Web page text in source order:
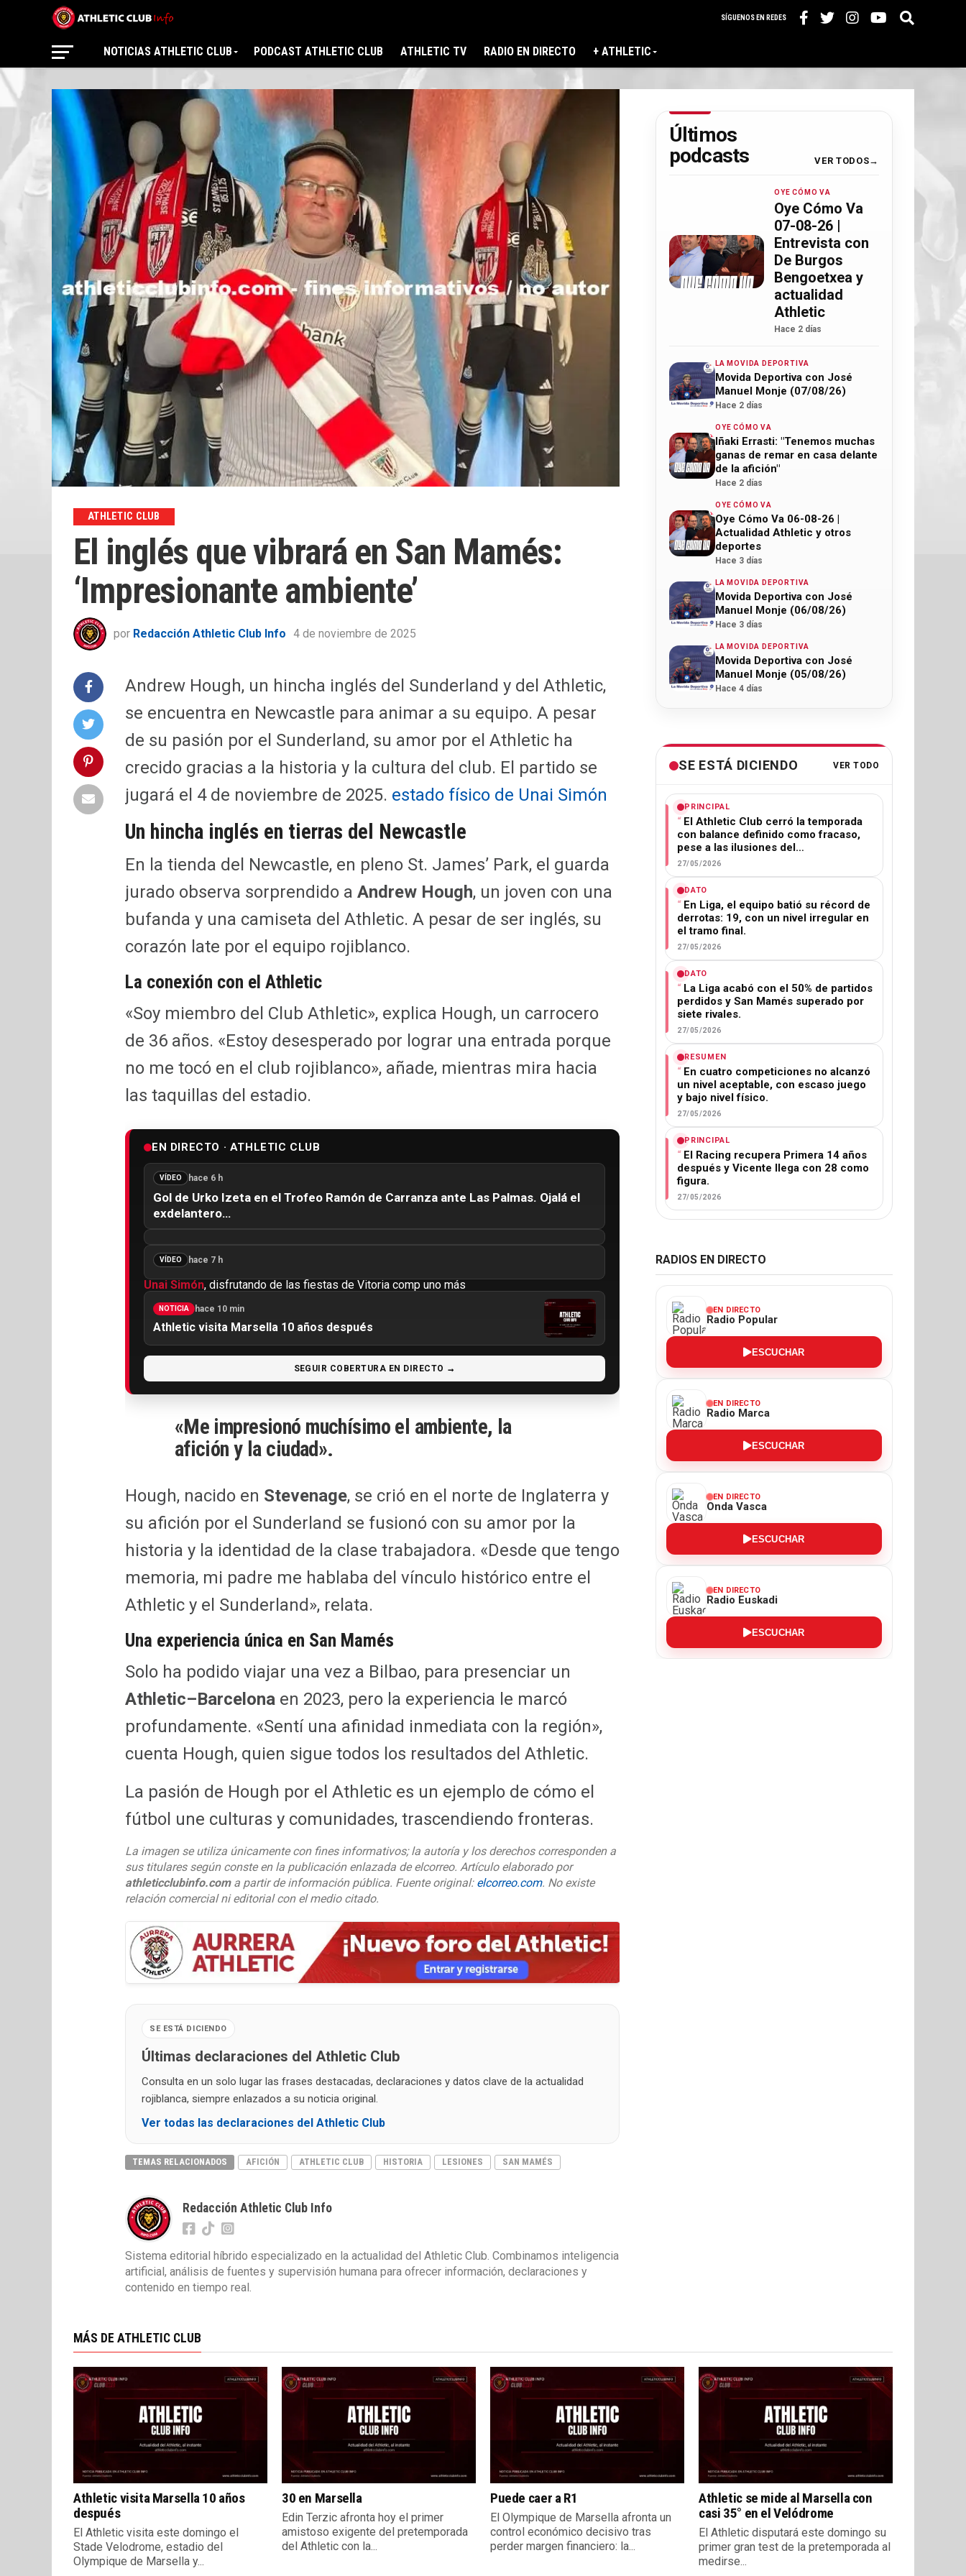
SÍGUENOS EN REDES
NOTICIAS ATHLETIC CLUB PODCAST ATHLETIC CLUB ATHLETIC TV RADIO EN DIRECTO + ATHLETIC
ATHLETIC CLUB
El inglés que vibrará en San Mamés:
‘Impresionante ambiente’
por Redacción Athletic Club Info 4 de noviembre de 2025
Andrew Hough, un hincha inglés del Sunderland y del Athletic,
se encuentra en Newcastle para animar a su equipo. A pesar
de su pasión por el Sunderland, su amor por el Athletic ha
crecido gracias a la historia y la cultura del club. El partido se
jugará el 4 de noviembre de 2025. estado físico de Unai Simón
Un hincha inglés en tierras del Newcastle
En la tienda del Newcastle, en pleno St. James’ Park, el guarda
jurado observa sorprendido a Andrew Hough, un joven con una
bufanda y una camiseta del Athletic. A pesar de ser inglés, su
corazón late por el equipo rojiblanco.
La conexión con el Athletic
«Soy miembro del Club Athletic», explica Hough, un carrocero
de 36 años. «Estoy desesperado por lograr una entrada porque
no me tocó en el club rojiblanco», añade, mientras mira hacia
las taquillas del estadio.
EN DIRECTO · ATHLETIC CLUB
VÍDEO hace 6 h
Gol de Urko Izeta en el Trofeo Ramón de Carranza ante Las Palmas. Ojalá el
exdelantero…
VÍDEO hace 7 h
Unai Simón, disfrutando de las fiestas de Vitoria comp uno más
NOTICIA hace 10 min
Athletic visita Marsella 10 años después
SEGUIR COBERTURA EN DIRECTO →
«Me impresionó muchísimo el ambiente, la
afición y la ciudad».
Hough, nacido en Stevenage, se crió en el norte de Inglaterra y
su afición por el Sunderland se fusionó con su amor por la
historia y la identidad de la clase trabajadora. «Desde que tengo
memoria, mi padre me hablaba del vínculo histórico entre el
Athletic y el Sunderland», relata.
Una experiencia única en San Mamés
Solo ha podido viajar una vez a Bilbao, para presenciar un
Athletic–Barcelona en 2023, pero la experiencia le marcó
profundamente. «Sentí una afinidad inmediata con la región»,
cuenta Hough, quien sigue todos los resultados del Athletic.
La pasión de Hough por el Athletic es un ejemplo de cómo el
fútbol une culturas y comunidades, trascendiendo fronteras.
La imagen se utiliza únicamente con fines informativos; la autoría y los derechos corresponden a
sus titulares según conste en la publicación enlazada de elcorreo. Artículo elaborado por
athleticclubinfo.coma partir de información pública. Fuente original: elcorreo.com. No existe
relación comercial ni editorial con el medio citado.
SE ESTÁ DICIENDO
Últimas declaraciones del Athletic Club
Consulta en un solo lugar las frases destacadas, declaraciones y datos clave de la actualidad
rojiblanca, siempre enlazados a su noticia original.
Ver todas las declaraciones del Athletic Club
TEMAS RELACIONADOS AFICIÓN ATHLETIC CLUB HISTORIA LESIONES SAN MAMÉS
Redacción Athletic Club Info
Sistema editorial híbrido especializado en la actualidad del Athletic Club. Combinamos inteligencia
artificial, análisis de fuentes y supervisión humana para ofrecer información, declaraciones y
contenido en tiempo real.
Últimos
podcasts
VER TODOS
OYE CÓMO VA
Oye Cómo Va
07-08-26 |
Entrevista con
De Burgos
Bengoetxea y
actualidad
Athletic
Hace 2 días
LA MOVIDA DEPORTIVA
Movida Deportiva con José
Manuel Monje (07/08/26)
Hace 2 días
OYE CÓMO VA
Iñaki Errasti: "Tenemos muchas
ganas de remar en casa delante
de la afición"
Hace 2 días
OYE CÓMO VA
Oye Cómo Va 06-08-26 |
Actualidad Athletic y otros
deportes
Hace 3 días
LA MOVIDA DEPORTIVA
Movida Deportiva con José
Manuel Monje (06/08/26)
Hace 3 días
LA MOVIDA DEPORTIVA
Movida Deportiva con José
Manuel Monje (05/08/26)
Hace 4 días
SE ESTÁ DICIENDO VER TODO
PRINCIPAL
El Athletic Club cerró la temporada
con balance definido como fracaso,
pese a las ilusiones del…
27/05/2026
DATO
En Liga, el equipo batió su récord de
derrotas: 19, con un nivel irregular en
el tramo final.
27/05/2026
DATO
La Liga acabó con el 50% de partidos
perdidos y San Mamés superado por
siete rivales.
27/05/2026
RESUMEN
En cuatro competiciones no alcanzó
un nivel aceptable, con escaso juego
y bajo nivel físico.
27/05/2026
PRINCIPAL
El Racing recupera Primera 14 años
después y Vicente llega con 28 como
figura.
27/05/2026
RADIOS EN DIRECTO
EN DIRECTO
Radio Popular
ESCUCHAR
EN DIRECTO
Radio Marca
ESCUCHAR
EN DIRECTO
Onda Vasca
ESCUCHAR
EN DIRECTO
Radio Euskadi
ESCUCHAR
MÁS DE ATHLETIC CLUB
Athletic visita Marsella 10 años
después
El Athletic visita este domingo el
Stade Velodrome, estadio del
Olympique de Marsella y...
30 en Marsella
Edin Terzic afronta hoy el primer
amistoso exigente del pretemporada
del Athletic con la...
Puede caer a R1
El Olympique de Marsella afronta un
control económico decisivo tras
perder margen financiero: la...
Athletic se mide al Marsella con
casi 35° en el Velódrome
El Athletic disputará este domingo su
primer gran test de la pretemporada al
medirse...